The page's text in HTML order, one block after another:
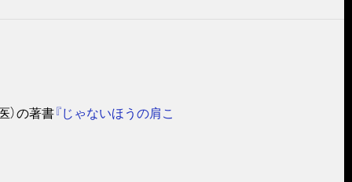
）の著書『じゃないほうの肩こ